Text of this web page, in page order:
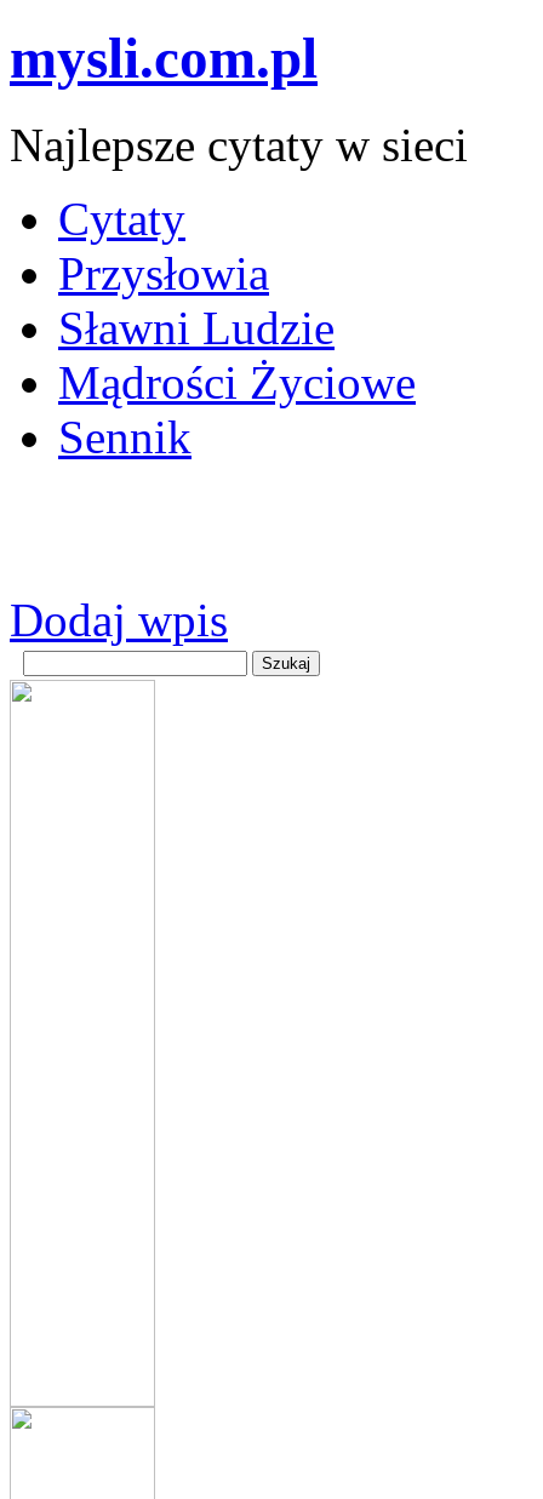
mysli.com.pl
Najlepsze cytaty w sieci
Cytaty
Przysłowia
Sławni Ludzie
Mądrości Życiowe
Sennik
Dodaj wpis